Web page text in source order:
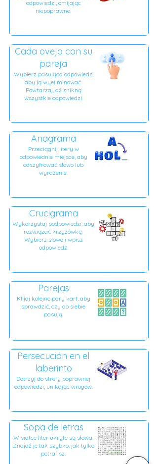
odpowiedzi, omijając
niepoprawne.
Cada oveja con su
pareja
Wybierz pasująca odpowiedź,
aby ją wyeliminować.
Powtarzaj, aż znikną
wszystkie odpowiedzi.
Anagrama
Przeciągnij litery w
odpowiednie miejsce, aby
odszyfrować słowo lub
wyrażenie.
Crucigrama
Wykorzystaj podpowiedzi, aby
rozwiązać krzyżówkę.
Wybierz słowo i wpisz
odpowiedź.
Parejas
Klijaj kolejno pary kart, aby
sprawdzić, czy do siebie
pasują.
Persecución en el
laberinto
Dotrzyj do strefy poprawnej
odpowiedzi, unikając wrogów.
Sopa de letras
W siatce liter ukryte są słowa.
Znajdź je tak szybko, jak tylko
potrafisz.